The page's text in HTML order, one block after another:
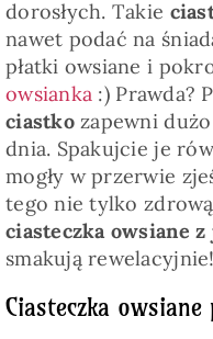
dorosłych. Takie
nawet podać na
płatki owsiane i
owsianka :) Prawda?
ciastkozapewni
dnia. Spakujcie je
mogły w przerwie
tego nie tylko
ciasteczka owsiane
smakują rewelacyjnie!
Ciasteczka owsiane